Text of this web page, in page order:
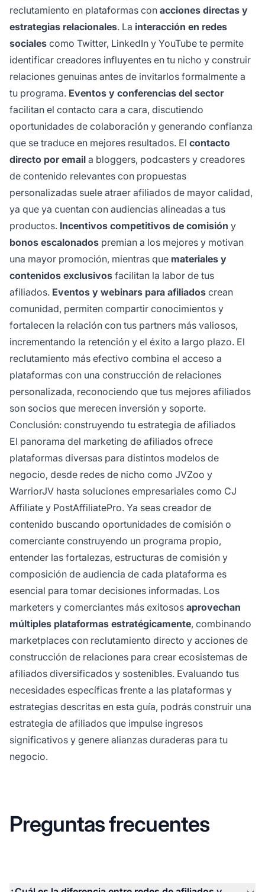
reclutamiento en plataformas con acciones directas y
estrategias relacionales. La interacción en redes
sociales como Twitter, LinkedIn y YouTube te permite
identificar creadores influyentes en tu nicho y construir
relaciones genuinas antes de invitarlos formalmente a
tu programa. Eventos y conferencias del sector
facilitan el contacto cara a cara, discutiendo
oportunidades de colaboración y generando confianza
que se traduce en mejores resultados. El contacto
directo por email a bloggers, podcasters y creadores
de contenido relevantes con propuestas
personalizadas suele atraer afiliados de mayor calidad,
ya que ya cuentan con audiencias alineadas a tus
productos. Incentivos competitivos de comisión y
bonos escalonados premian a los mejores y motivan
una mayor promoción, mientras que materiales y
contenidos exclusivos facilitan la labor de tus
afiliados. Eventos y webinars para afiliados crean
comunidad, permiten compartir conocimientos y
fortalecen la relación con tus partners más valiosos,
incrementando la retención y el éxito a largo plazo. El
reclutamiento más efectivo combina el acceso a
plataformas con una construcción de relaciones
personalizada, reconociendo que tus mejores afiliados
son socios que merecen inversión y soporte.
Conclusión: construyendo tu estrategia de afiliados
El panorama del marketing de afiliados ofrece
plataformas diversas para distintos modelos de
negocio, desde redes de nicho como JVZoo y
WarriorJV hasta soluciones empresariales como CJ
Affiliate y PostAffiliatePro. Ya seas creador de
contenido buscando oportunidades de comisión o
comerciante construyendo un programa propio,
entender las fortalezas, estructuras de comisión y
composición de audiencia de cada plataforma es
esencial para tomar decisiones informadas. Los
marketers y comerciantes más exitosos aprovechan
múltiples plataformas estratégicamente, combinando
marketplaces con reclutamiento directo y acciones de
construcción de relaciones para crear ecosistemas de
afiliados diversificados y sostenibles. Evaluando tus
necesidades específicas frente a las plataformas y
estrategias descritas en esta guía, podrás construir una
estrategia de afiliados que impulse ingresos
significativos y genere alianzas duraderas para tu
negocio.
Preguntas frecuentes